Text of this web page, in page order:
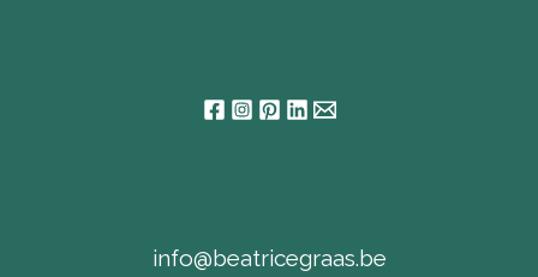
info@beatricegraas.be